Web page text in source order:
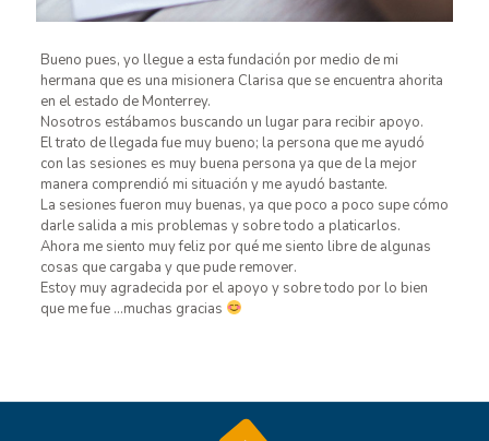
Bueno pues, yo llegue a esta fundación por medio de mi
hermana que es una misionera Clarisa que se encuentra ahorita
en el estado de Monterrey.
Nosotros estábamos buscando un lugar para recibir apoyo.
El trato de llegada fue muy bueno; la persona que me ayudó
con las sesiones es muy buena persona ya que de la mejor
manera comprendió mi situación y me ayudó bastante.
La sesiones fueron muy buenas, ya que poco a poco supe cómo
darle salida a mis problemas y sobre todo a platicarlos.
Ahora me siento muy feliz por qué me siento libre de algunas
cosas que cargaba y que pude remover.
Estoy muy agradecida por el apoyo y sobre todo por lo bien
que me fue …muchas gracias